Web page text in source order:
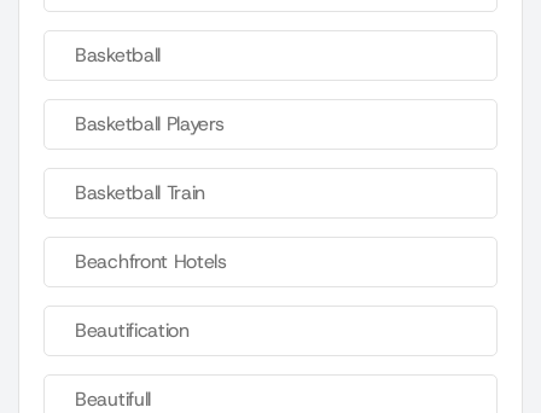
Basketball
Basketball Players
Basketball Train
Beachfront Hotels
Beautification
Beautifull